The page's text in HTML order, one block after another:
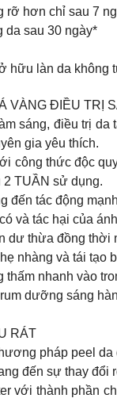
rỡ hơn chỉ sau 7
da sau 30 ngày*
hữu làn da không
VÀNG ĐIỀU TRỊ
sáng, điều trị
gia yêu thích.
công thức độc
2 TUẦN sử dụng.
đến tác động
và tác hại của
dư thừa đồng
nhàng và tái tạo
nhanh vào
dưỡng sáng
RÁT
pháp peel
đến sự thay đổi
với thành phần